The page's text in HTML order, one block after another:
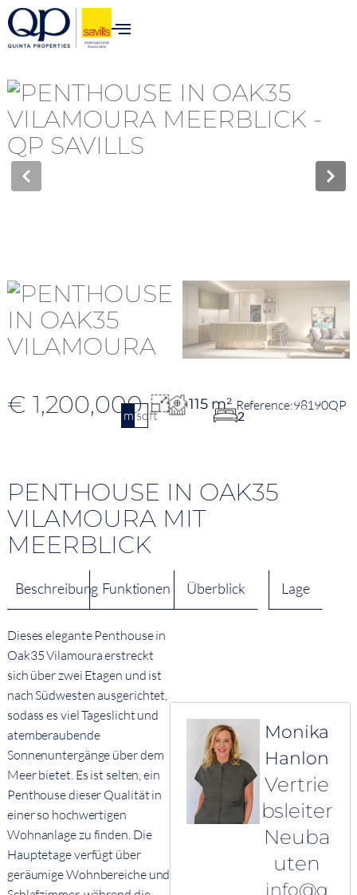
€ 1,200,000
m2sqft
115 m²
2
98190QP
PENTHOUSE IN OAK35
VILAMOURA MIT
MEERBLICK
Beschreibung Funktionen Überblick Lage
Dieses elegante Penthouse in
Oak35 Vilamoura erstreckt
sich über zwei Etagen und ist
nach Südwesten ausgerichtet,
sodass es viel Tageslicht und
atemberaubende
Sonnenuntergänge über dem
Meer bietet. Es ist selten, ein
Penthouse dieser Qualität in
einer so hochwertigen
Wohnanlage zu finden. Die
Hauptetage verfügt über
geräumige Wohnbereiche und
Monika
Hanlon
Vertrie
bsleiter
Neuba
uten
info@q